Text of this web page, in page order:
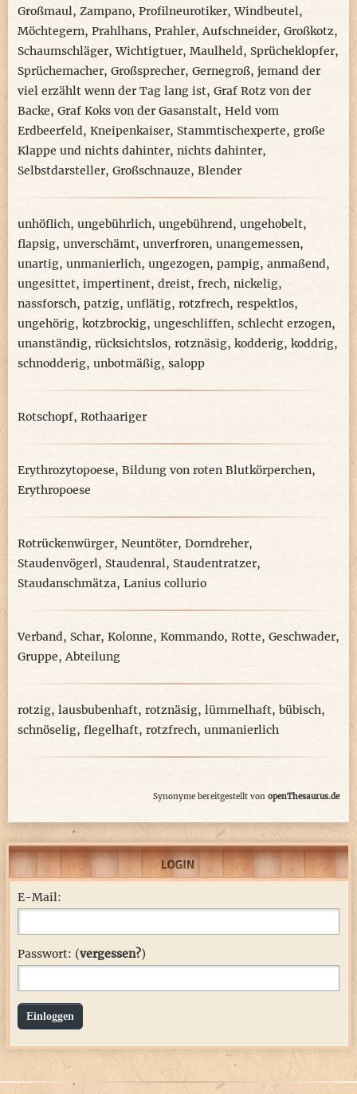
Großmaul, Zampano, Profilneurotiker,Windbeutel,
Möchtegern, Prahlhans, Prahler,Aufschneider, Großkotz,
Schaumschläger,Wichtigtuer, Maulheld, Sprücheklopfer,
Sprüchemacher, Großsprecher, Gernegroß, jemand der
viel erzählt wenn der Tag lang ist, Graf Rotz von der
Backe, Graf Koks von der Gasanstalt, Held vom
Erdbeerfeld, Kneipenkaiser, Stammtischexperte, große
Klappe und nichts dahinter, nichts dahinter,
Selbstdarsteller, Großschnauze, Blender
unhöflich, ungebührlich, ungebührend, ungehobelt,
flapsig, unverschämt, unverfroren, unangemessen,
unartig, unmanierlich, ungezogen, pampig, anmaßend,
ungesittet, impertinent, dreist, frech, nickelig,
nassforsch, patzig, unflätig, rotzfrech, respektlos,
ungehörig, kotzbrockig, ungeschliffen, schlecht erzogen,
unanständig, rücksichtslos, rotznäsig, kodderig, koddrig,
schnodderig, unbotmäßig, salopp
Rotschopf, Rothaariger
Erythrozytopoese, Bildung von roten Blutkörperchen,
Erythropoese
Rotrückenwürger, Neuntöter, Dorndreher,
Staudenvögerl, Staudenral, Staudentratzer,
Staudanschmätza, Lanius collurio
Verband, Schar, Kolonne, Kommando, Rotte, Geschwader,
Gruppe,Abteilung
rotzig, lausbubenhaft, rotznäsig, lümmelhaft, bübisch,
schnöselig, flegelhaft, rotzfrech, unmanierlich
Synonyme bereitgestellt von openThesaurus.de
E-Mail:
Passwort: (vergessen?)
Einloggen